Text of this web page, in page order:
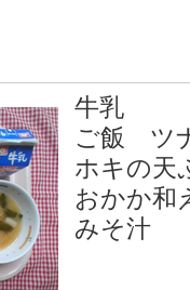
牛乳
ご飯 ツ
ホキの天
おかか和
みそ汁